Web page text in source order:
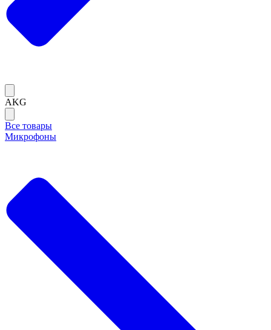
AKG
Все товары
Микрофоны